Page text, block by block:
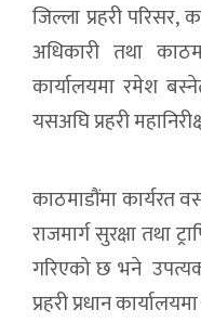
जिल्ला प्रहरी
अधिकारी तथा
कार्यालयमा रमेश
यसअघि प्रहरी
काठमाडौंमा कार्यरत
राजमार्ग सुरक्षा तथा
गरिएको छ भने
प्रहरी प्रधान